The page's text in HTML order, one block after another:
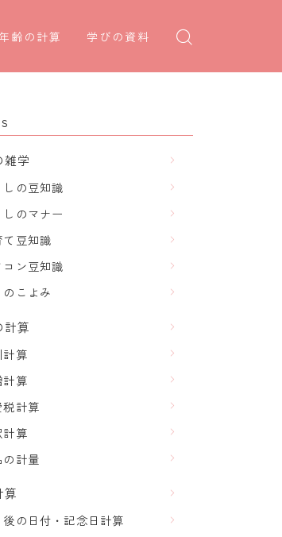
日計算
齢の計算
齢・干支計算
長寿祝い計算
学びの資料
年早見表
雑学
しの豆知識
しのマナー
て豆知識
コン豆知識
こよみ
計算
計算
計算
税計算
計算
の計量
算
の日付・記念日計算